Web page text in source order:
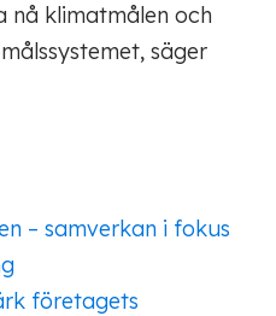
nå klimatmålen och
säger
– samverkan i fokus
företagets